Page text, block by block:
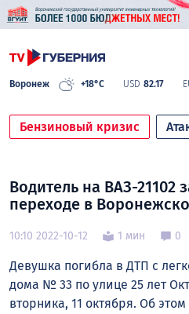
Воронеж +18°C USD 82.17
Бензиновый кризис
Водитель на ВАЗ-21102
переходе в
10:10 2022-10-12 1 мин 0
Девушка погибла в ДТП с
дома № 33 по улице 25 лет
вторника, 11 октября. Об